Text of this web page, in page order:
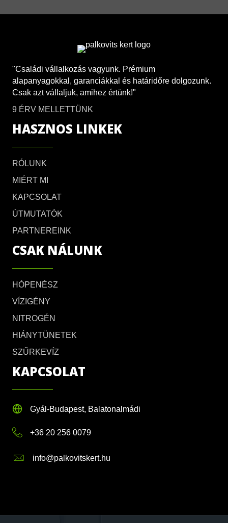
"Családi vállalkozás vagyunk. Prémium
alapanyagokkal, garanciákkal és határidőre dolgozunk.
Csak azt vállaljuk, amihez értünk!"
9 ÉRV MELLETTÜNK
HASZNOS LINKEK
RÓLUNK
MIÉRT MI
KAPCSOLAT
ÚTMUTATÓK
PARTNEREINK
CSAK NÁLUNK
HÓPENÉSZ
VÍZIGÉNY
NITROGÉN
HIÁNYTÜNETEK
SZŰRKEVÍZ
KAPCSOLAT
Gyál-Budapest, Balatonalmádi
+36 20 256 0079
info@palkovitskert.hu